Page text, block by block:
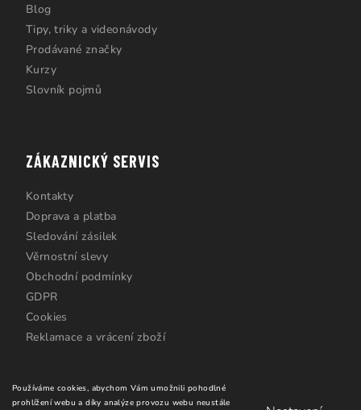
Používáme cookies, abychom Vám umožnili pohodlné
prohlížení webu a díky analýze provozu webu neustále
Blog
Tipy, triky a videonávody
Prodávané značky
Kurzy
Slovník pojmů
ZÁKAZNICKÝ SERVIS
Kontakty
Doprava a platba
Sledování zásilek
Věrnostní slevy
Obchodní podmínky
GDPR
Cookies
Reklamace a vrácení zboží